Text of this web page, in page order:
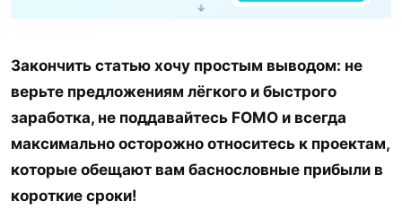
Закончить статью хочу простым выводом: не
верьте предложениям лёгкого и быстрого
заработка, не поддавайтесь FOMO и всегда
максимально осторожно относитесь к проектам,
которые обещают вам баснословные прибыли в
короткие сроки!